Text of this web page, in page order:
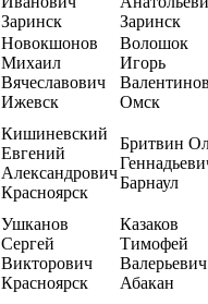
Заринск
Заринск
Новокшонов
Михаил
Вячеславович
Ижевск
Волошок
Игорь
Омск
Кишиневский
Евгений
Александрович
Красноярск
Бритвин
Барнаул
Ушканов
Сергей
Викторович
Красноярск
Казаков
Тимофей
Валерьевич
Абакан